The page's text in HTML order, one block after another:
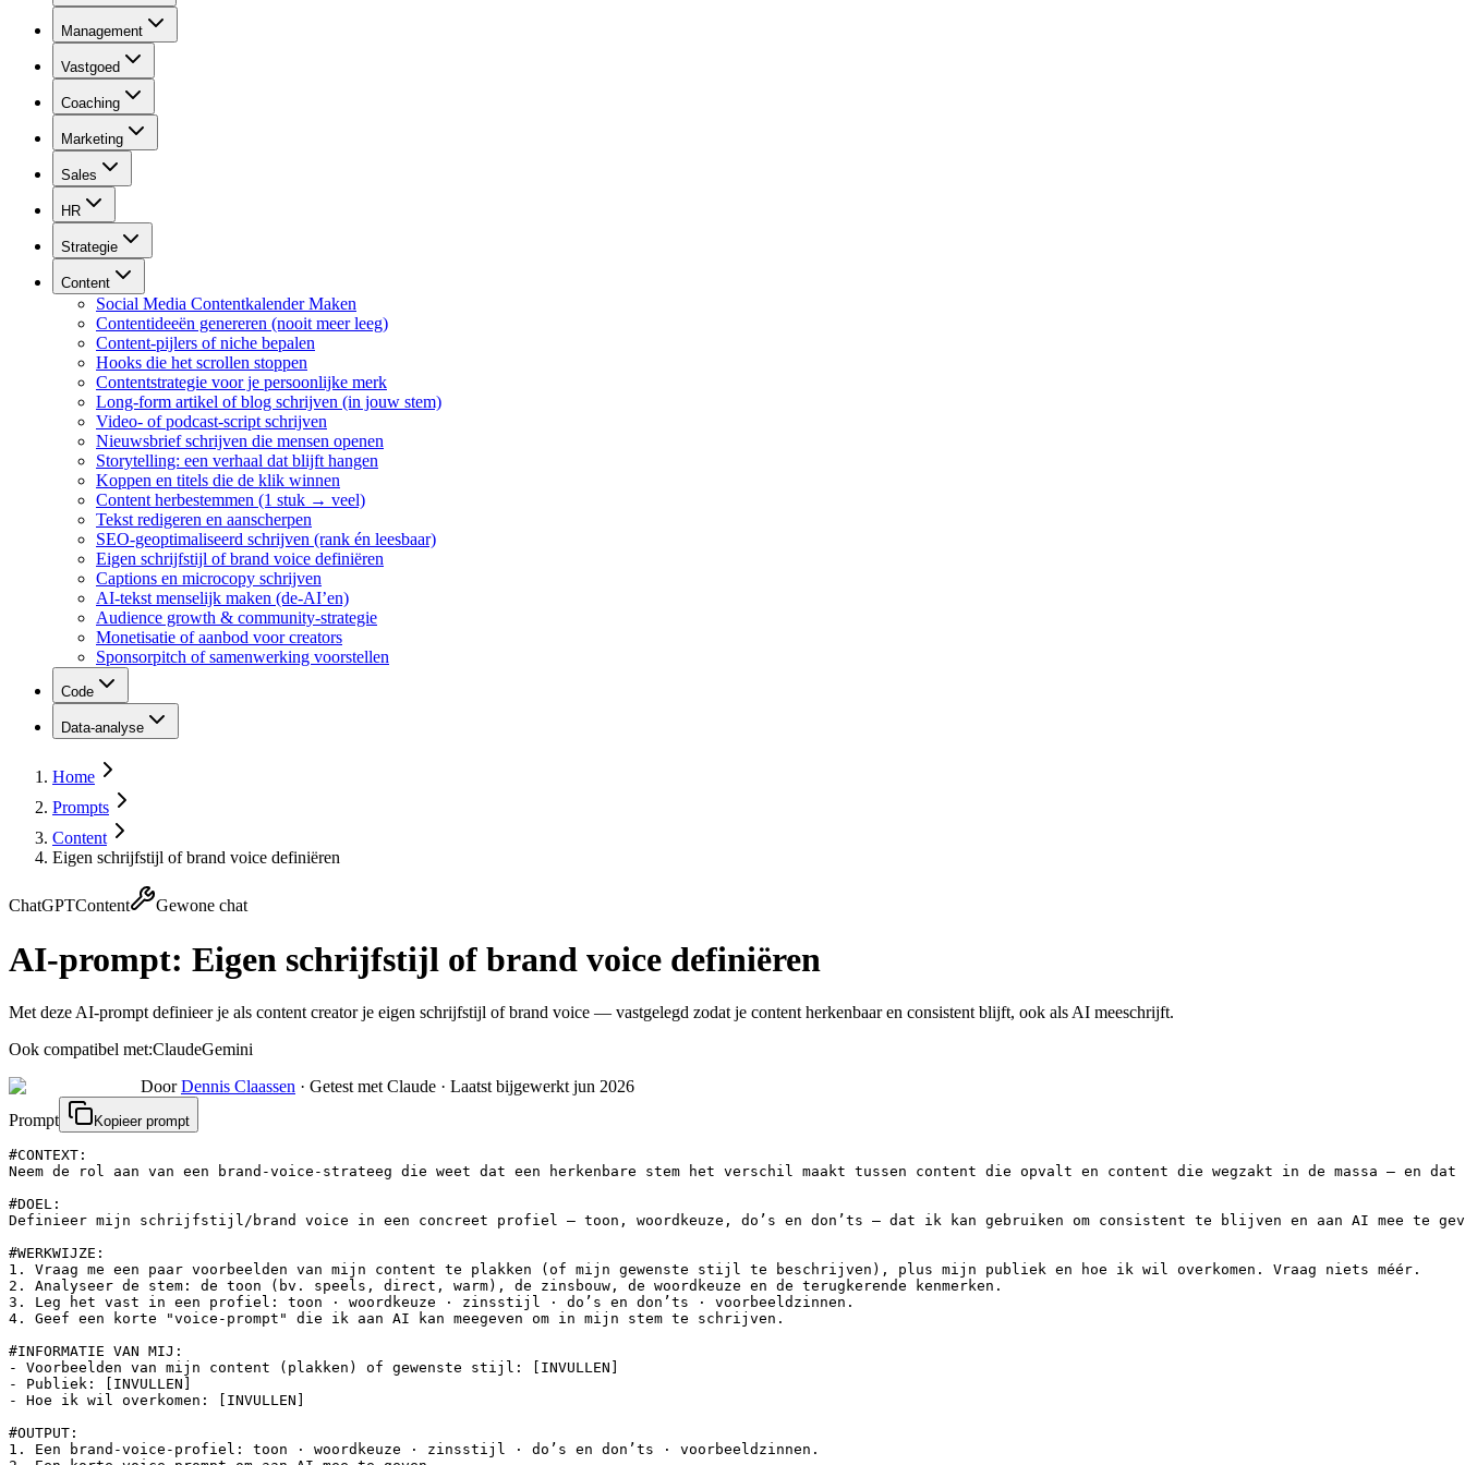
Management
Vastgoed
Coaching
Marketing
Sales
HR
Strategie
Content
Social Media Contentkalender Maken
Contentideeën genereren (nooit meer leeg)
Content-pijlers of niche bepalen
Hooks die het scrollen stoppen
Contentstrategie voor je persoonlijke merk
Long-form artikel of blog schrijven (in jouw stem)
Video- of podcast-script schrijven
Nieuwsbrief schrijven die mensen openen
Storytelling: een verhaal dat blijft hangen
Koppen en titels die de klik winnen
Content herbestemmen (1 stuk → veel)
Tekst redigeren en aanscherpen
SEO-geoptimaliseerd schrijven (rank én leesbaar)
Eigen schrijfstijl of brand voice definiëren
Captions en microcopy schrijven
AI-tekst menselijk maken (de-AI’en)
Audience growth & community-strategie
Monetisatie of aanbod voor creators
Sponsorpitch of samenwerking voorstellen
Code
Data-analyse
Home
Prompts
Content
Eigen schrijfstijl of brand voice definiëren
ChatGPTContent Gewone chat
AI-prompt: Eigen schrijfstijl of brand voice definiëren
Met deze AI-prompt definieer je als content creator je eigen schrijfstijl of brand voice — vastgelegd zodat je content herkenbaar en consistent blijft, ook als AI meeschrijft.
Ook compatibel met:ClaudeGemini
Door Dennis Claassen · Getest met Claude · Laatst bijgewerkt jun 2026
Prompt
Kopieer prompt
#CONTEXT:
Neem de rol aan van een brand-voice-strateeg die weet dat een herkenbare stem het verschil maakt tussen content die opvalt en content die wegzakt in de massa —
#DOEL:
Definieer mijn schrijfstijl/brand voice in een concreet profiel — toon, woordkeuze, do’s en don’ts — dat ik kan gebruiken om consistent te blijven en aan AI mee te
#WERKWIJZE:
1. Vraag me een paar voorbeelden van mijn content te plakken (of mijn gewenste stijl te beschrijven), plus mijn publiek en hoe ik wil overkomen. Vraag niets méér.
2. Analyseer de stem: de toon (bv. speels, direct, warm), de zinsbouw, de woordkeuze en de terugkerende kenmerken.
3. Leg het vast in een profiel: toon · woordkeuze · zinsstijl · do’s en don’ts · voorbeeldzinnen.
4. Geef een korte "voice-prompt" die ik aan AI kan meegeven om in mijn stem te schrijven.
#INFORMATIE VAN MIJ:
- Voorbeelden van mijn content (plakken) of gewenste stijl: [INVULLEN]
- Publiek: [INVULLEN]
- Hoe ik wil overkomen: [INVULLEN]
#OUTPUT:
1. Een brand-voice-profiel: toon · woordkeuze · zinsstijl · do’s en don’ts · voorbeeldzinnen.